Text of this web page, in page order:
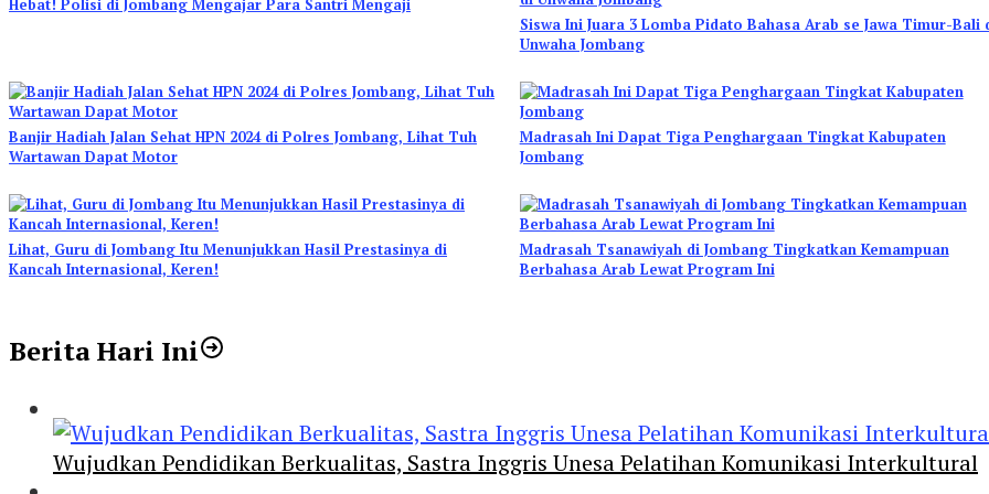
Hebat! Polisi di Jombang Mengajar Para Santri Mengaji
Siswa Ini Juara 3 Lomba Pidato Bahasa Arab se Jawa Timur-Bali
Unwaha Jombang
Banjir Hadiah Jalan Sehat HPN 2024 di Polres Jombang, Lihat Tuh
Wartawan Dapat Motor
Madrasah Ini Dapat Tiga Penghargaan Tingkat Kabupaten
Jombang
Lihat, Guru di Jombang Itu Menunjukkan Hasil Prestasinya di
Kancah Internasional, Keren!
Madrasah Tsanawiyah di Jombang Tingkatkan Kemampuan
Berbahasa Arab Lewat Program Ini
Berita Hari Ini
Wujudkan Pendidikan Berkualitas, Sastra Inggris Unesa Pelatihan Komunikasi Interkultural